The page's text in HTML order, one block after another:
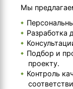
Мы
Разработка
Подбор и
проекту.
Контроль